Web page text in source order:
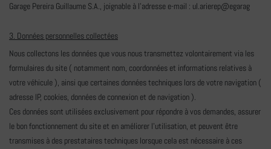
Garage Pereira Guillaume S.A., joignable à l'adresse e-mail : ul.arierep@egarag
3. Données personnelles collectées
Nous collectons les données que vous nous transmettez volontairement via les
formulaires du site ( notamment nom, coordonnées et informations relatives à
votre véhicule ), ainsi que certaines données techniques lors de votre navigation (
adresse IP, cookies, données de connexion et de navigation ).
Ces données sont utilisées exclusivement pour répondre à vos demandes, assurer
le bon fonctionnement du site et en améliorer l'utilisation, et peuvent être
transmises à des prestataires techniques lorsque cela est nécessaire à ces